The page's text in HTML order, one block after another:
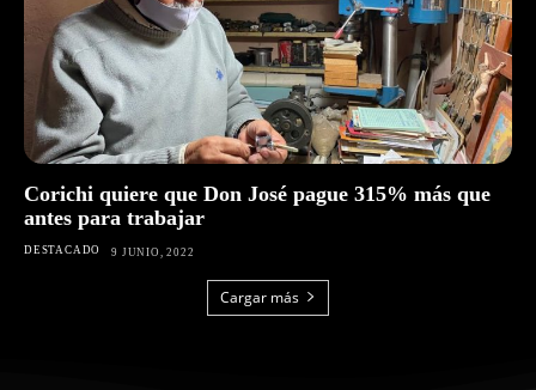
Corichi quiere que Don José pague 315% más que
antes para trabajar
DESTACADO 9 JUNIO, 2022
Cargar más